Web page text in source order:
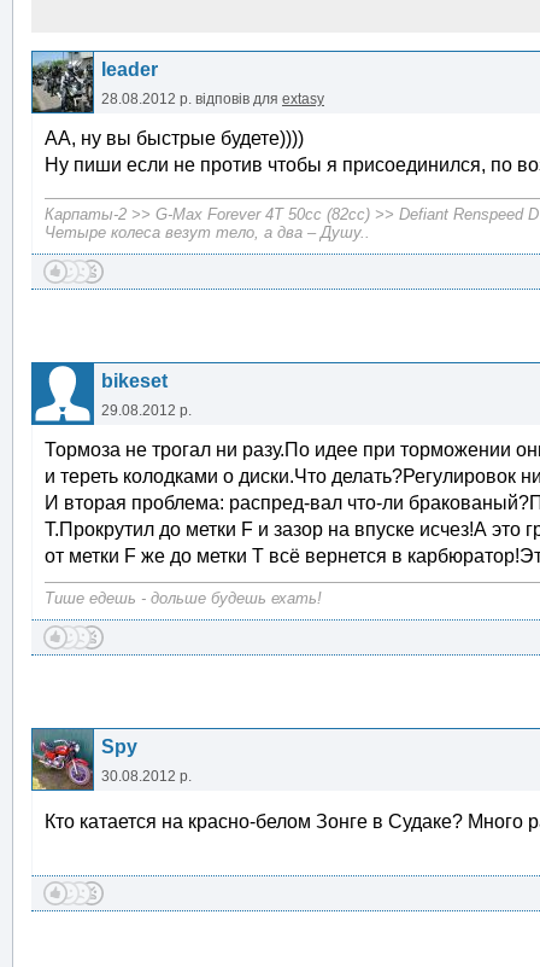
leader
28.08.2012 р. відповів для extasy
АА, ну вы быстрые будете))))
Ну пиши если не против чтобы я присоединился, по
Карпаты-2 >> G-Max Forever 4T 50cc (82cc) >> Defiant Renspeed
Четыре колеса везут тело, а два – Душу..
bikeset
29.08.2012 р.
Тормоза не трогал ни разу.По идее при торможении
и тереть колодками о диски.Что делать?Регулировок
И вторая проблема: распред-вал что-ли
Т.Прокрутил до метки F и зазор на впуске исчез!А
от метки F же до метки Т всё вернется в
Тише едешь - дольше будешь ехать!
Spy
30.08.2012 р.
Кто катается на красно-белом Зонге в Судаке?